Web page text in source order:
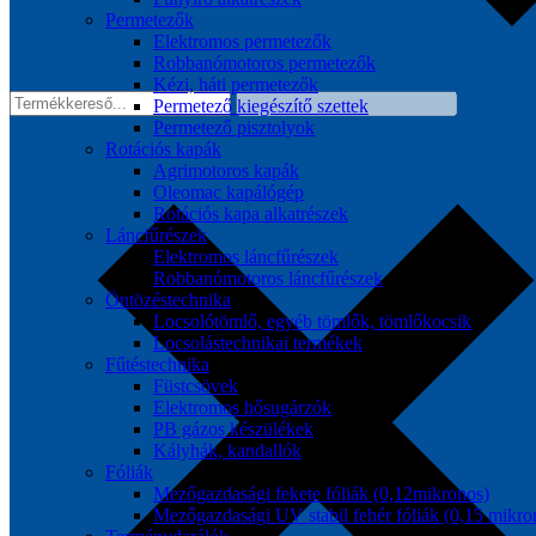
Permetezők
Elektromos permetezők
Robbanómotoros permetezők
Kézi, háti permetezők
Permetező kiegészítő szettek
Permetező pisztolyok
Rotációs kapák
Agrimotoros kapák
Oleomac kapálógép
Rotációs kapa alkatrészek
Láncfűrészek
Elektromos láncfűrészek
Robbanómotoros láncfűrészek
Öntözéstechnika
Locsolótömlő, egyéb tömlők, tömlőkocsik
Locsolástechnikai termékek
Fűtéstechnika
Füstcsövek
Elektromos hősugárzók
PB gázos készülékek
Kályhák, kandallók
Fóliák
Mezőgazdasági fekete fóliák (0,12mikronos)
Mezőgazdasági UV stabil fehér fóliák (0,15